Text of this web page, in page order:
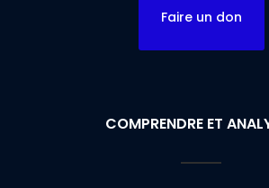
Faire un don
COMPRENDRE ET